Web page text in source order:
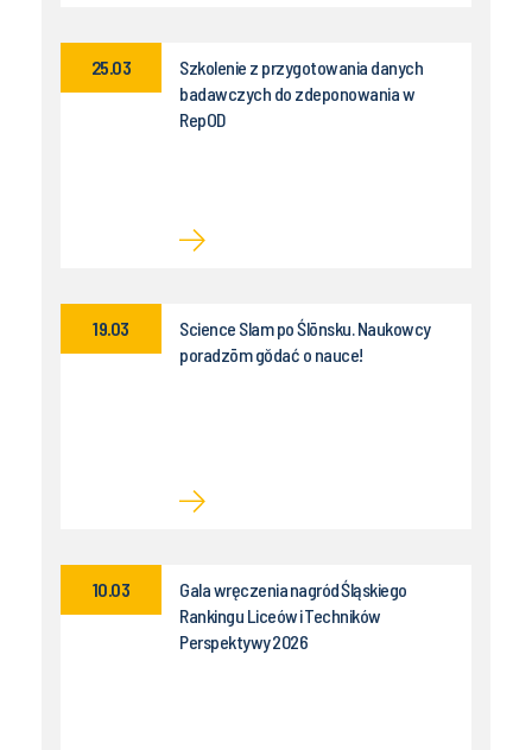
Szkolenie z przygotowania danych
badawczych do zdeponowania w
RepOD
25.03
Science Slam po Ślōnsku. Naukowcy
poradzōm gŏdać o nauce!
19.03
Gala wręczenia nagród Śląskiego
Rankingu Liceów i Techników
Perspektywy 2026
10.03